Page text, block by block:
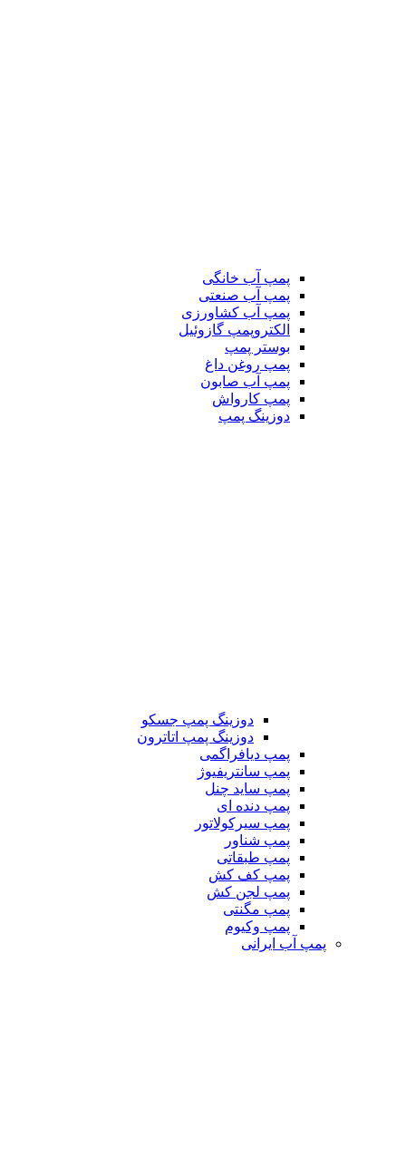
پمپ آب خانگی
پمپ آب صنعتی
پمپ آب کشاورزی
الکتروپمپ گازوئیل
بوستر پمپ
پمپ روغن داغ
پمپ آب صابون
پمپ کارواش
دوزینگ پمپ
دوزینگ پمپ جسکو
دوزینگ پمپ اتاترون
پمپ دیافراگمی
پمپ سانتریفیوژ
پمپ ساید چنل
پمپ دنده ای
پمپ سیرکولاتور
پمپ شناور
پمپ طبقاتی
پمپ کف کش
پمپ لجن کش
پمپ مگنتی
پمپ وکیوم
پمپ آب ایرانی